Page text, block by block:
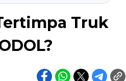
Truk